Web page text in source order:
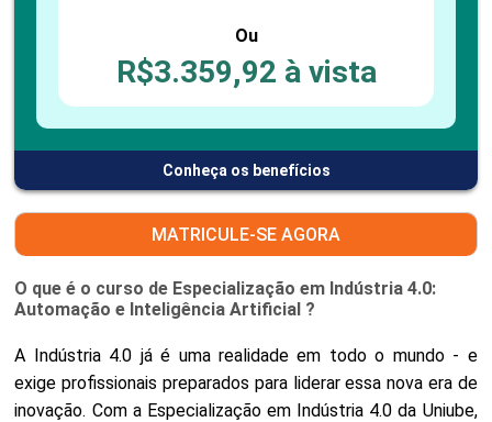
Ou
R$3.359,92 à vista
Conheça os benefícios
MATRICULE-SE AGORA
O que é o curso de Especialização em Indústria 4.0:
Automação e Inteligência Artificial ?
A Indústria 4.0 já é uma realidade em todo o mundo - e
exige profissionais preparados para liderar essa nova era de
inovação. Com a Especialização em Indústria 4.0 da Uniube,